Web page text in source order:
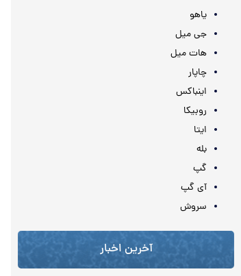
یاهو
جی میل
هات میل
چاپار
اینباکس
روبیکا
ایتا
بله
گپ
آی گپ
سروش
آخرین اخبار